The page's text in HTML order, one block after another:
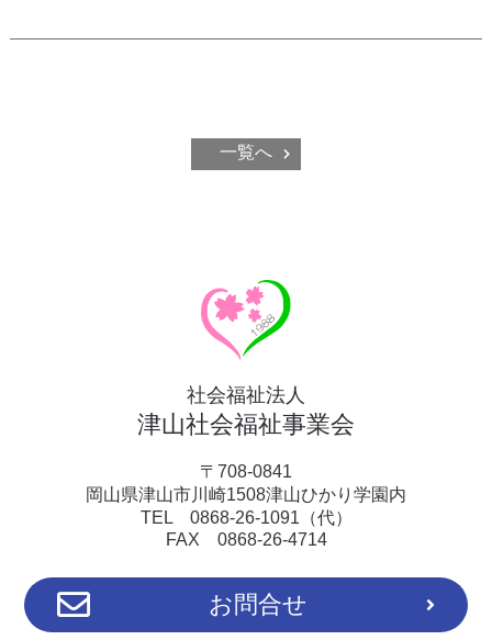
一覧へ
社会福祉法人
津山社会福祉事業会
〒708-0841
岡山県津山市川崎1508津山ひかり学園内
TEL 0868-26-1091（代）
FAX 0868-26-4714
お問合せ